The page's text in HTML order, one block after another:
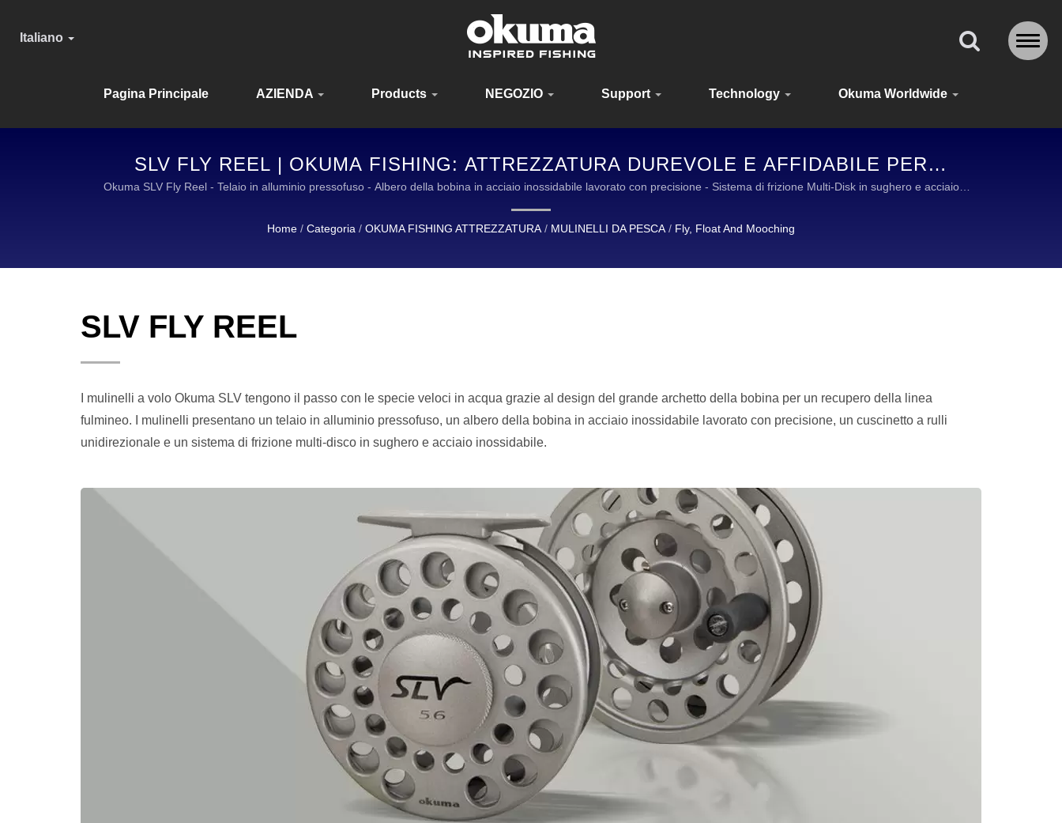
Pagina Principale AZIENDA Products NEGOZIO Support Technology Okuma Worldwide
Italiano
SLV FLY REEL | OKUMA FISHING: ATTREZZATURA DUREVOLE E AFFIDABILE PER
PESCATORI DI TUTTO IL MONDO
Okuma SLV Fly Reel - Telaio in alluminio pressofuso - Albero della bobina in acciaio inossidabile lavorato con precisione - Sistema di frizione Multi-Disk in sughero e acciaio
inossidabile | OKUMA FISHING ATTREZZATURA È UN LEADER GLOBALE NELLA PROGETTAZIONE E MANIFATTURA DI ATTREZZATURA DA PESCA DI ALTA QUALITÀ.
Home / Categoria / OKUMA FISHING ATTREZZATURA / MULINELLI DA PESCA / Fly, Float And Mooching
SLV FLY REEL
I mulinelli a volo Okuma SLV tengono il passo con le specie veloci in acqua grazie al design del grande archetto della bobina per un recupero della linea
fulmineo. I mulinelli presentano un telaio in alluminio pressofuso, un albero della bobina in acciaio inossidabile lavorato con precisione, un cuscinetto a rulli
unidirezionale e un sistema di frizione multi-disco in sughero e acciaio inossidabile.